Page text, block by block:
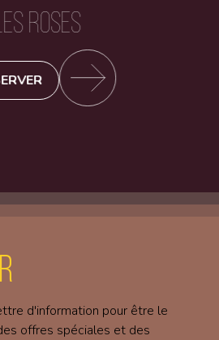
LES ROSES
d'information pour être le
offres spéciales et des